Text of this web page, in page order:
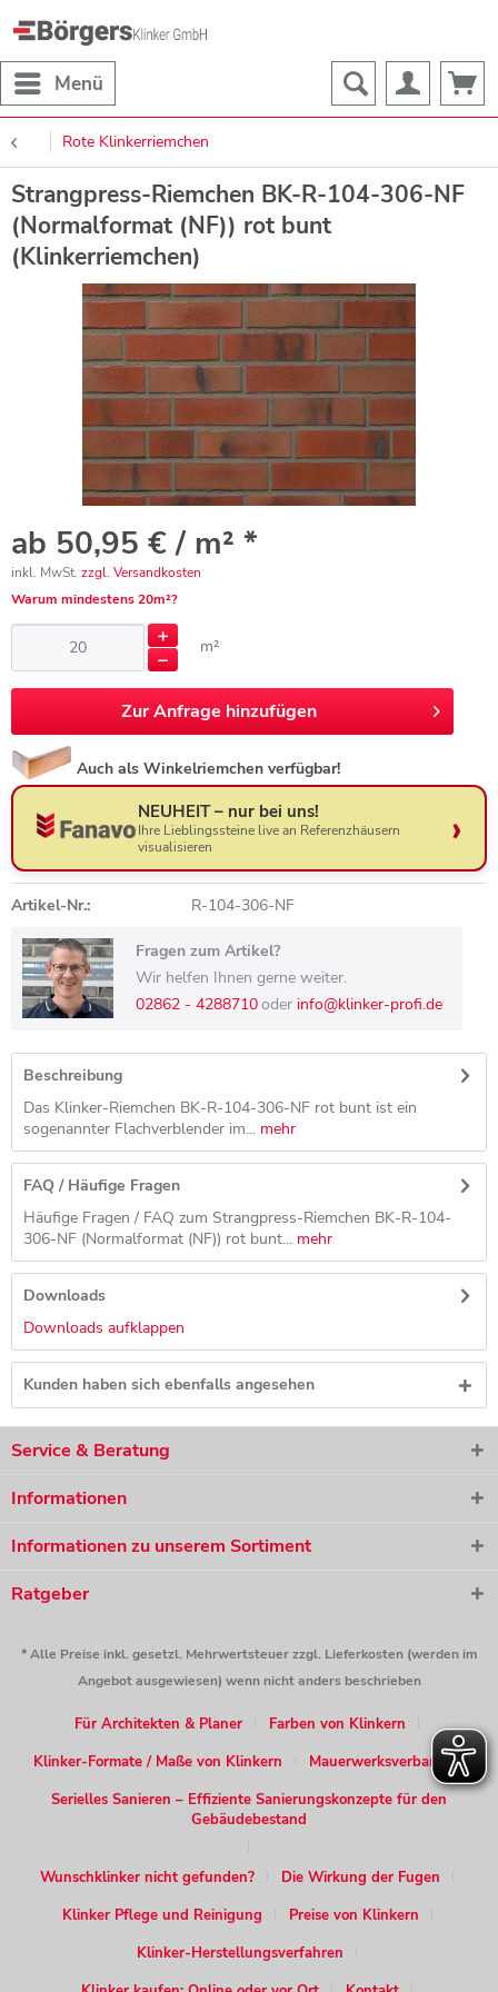
Menü
Rote Klinkerriemchen
Strangpress-Riemchen BK-R-104-306-NF
(Normalformat (NF)) rot bunt
(Klinkerriemchen)
ab 50,95 € / m² *
inkl. MwSt. zzgl. Versandkosten
Warum mindestens 20m²?
m²
ZurAnfrage hinzufügen
Auch als Winkelriemchen verfügbar!
NEUHEIT – nur bei uns!
Ihre Lieblingssteine live an Referenzhäusern
visualisieren
Artikel-Nr.: R-104-306-NF
Fragen zum Artikel?
Wir helfen Ihnen gerne weiter.
02862 - 4288710oder info@klinker-profi.de
Beschreibung
Das Klinker-Riemchen BK-R-104-306-NF rot bunt ist ein
sogenannter Flachverblender im... mehr
FAQ / Häufige Fragen
Häufige Fragen / FAQ zum Strangpress-Riemchen BK-R-104-
306-NF (Normalformat (NF)) rot bunt... mehr
Downloads
Downloads aufklappen
Kunden haben sich ebenfalls angesehen
Service & Beratung
Informationen
Informationen zu unserem Sortiment
Ratgeber
* Alle Preise inkl. gesetzl. Mehrwertsteuer zzgl. Lieferkosten (werden im
Angebot ausgewiesen) wenn nicht anders beschrieben
Für Architekten & Planer
Farben von Klinkern
Klinker-Formate / Maße von Klinkern
Mauerwerksverband
Serielles Sanieren – Effiziente Sanierungskonzepte für den
Gebäudebestand
Wunschklinker nicht gefunden?
Die Wirkung der Fugen
Klinker Pflege und Reinigung
Preise von Klinkern
Klinker-Herstellungsverfahren